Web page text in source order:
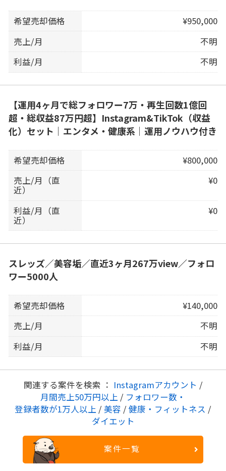
希望売却価格
¥950,000
売上/月
不明
利益/月
不明
【運用4ヶ月で総フォロワー7万・再生回数1億回
超・総収益87万円超】Instagram&TikTok（収益
化）セット｜エンタメ・健康系｜運用ノウハウ付き
希望売却価格
¥800,000
売上/月（直
近）
¥0
利益/月（直
近）
¥0
スレッズ／美容垢／直近3ヶ月267万view／フォロ
ワー5000人
希望売却価格
¥140,000
売上/月
不明
利益/月
不明
関連する案件を検索 ： Instagramアカウント /
月間売上50万円以上 / フォロワー数・
登録者数が1万人以上 / 美容 / 健康・フィットネス /
ダイエット
案件一覧